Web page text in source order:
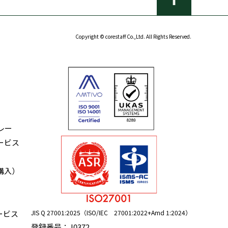
Copyright © corestaff Co.,Ltd. All Rights Reserved.
ー
ビス
）
ビス JIS Q 27001:2025（ISO/IEC 27001:2022+Amd 1:2024）